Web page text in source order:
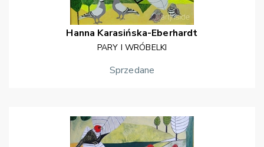
Hanna Karasińska-Eberhardt
PARY I WRÓBELKI
Sprzedane